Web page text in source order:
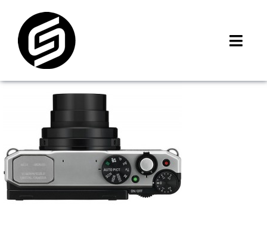
content
iMCheck APP
iPhone 回收價
線上商城
3C租賃